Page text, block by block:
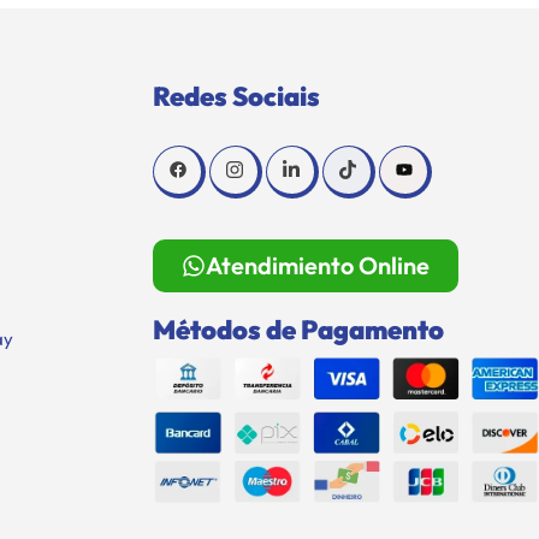
Redes Sociais
Atendimiento Online
Métodos de Pagamento